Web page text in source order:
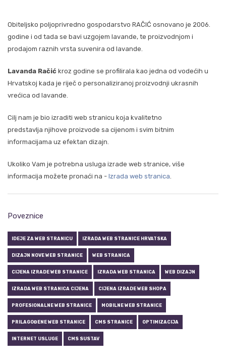
Obiteljsko poljoprivredno gospodarstvo RAČIĆ osnovano je 2006.
godine i od tada se bavi uzgojem lavande, te proizvodnjom i
prodajom raznih vrsta suvenira od lavande.
Lavanda Račić kroz godine se profilirala kao jedna od vodećih u
Hrvatskoj kada je riječ o personaliziranoj proizvodnji ukrasnih
vrećica od lavande.
Cilj nam je bio izraditi web stranicu koja kvalitetno
predstavlja njihove proizvode sa cijenom i svim bitnim
informacijama uz efektan dizajn.
Ukoliko Vam je potrebna usluga izrade web stranice, više
informacija možete pronaći na - Izrada web stranica
Poveznice
IDEJE ZA WEB STRANICU IZRADA WEB STRANICE HRVATSKA
DIZAJN NOVE WEB STRANICE WEB STRANICA
CIJENA IZRADE WEB STRANICE IZRADA WEB STRANICA WEB DIZAJN
IZRADA WEB STRANICA CIJENA CIJENA IZRADE WEB SHOPA
PROFESIONALNE WEB STRANICE MOBILNE WEB STRANICE
PRILAGOĐENE WEB STRANICE CMS STRANICE OPTIMIZACIJA
INTERNET USLUGE CMS SUSTAV